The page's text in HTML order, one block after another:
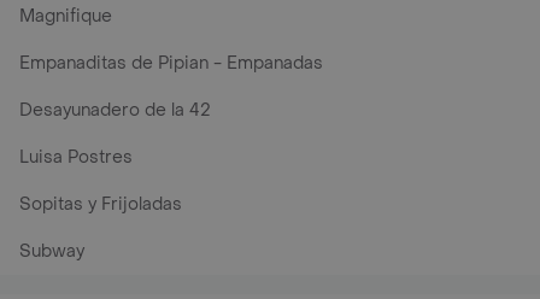
Magnifique
Empanaditas de Pipian - Empanadas
Desayunadero de la 42
Luisa Postres
Sopitas y Frijoladas
Subway